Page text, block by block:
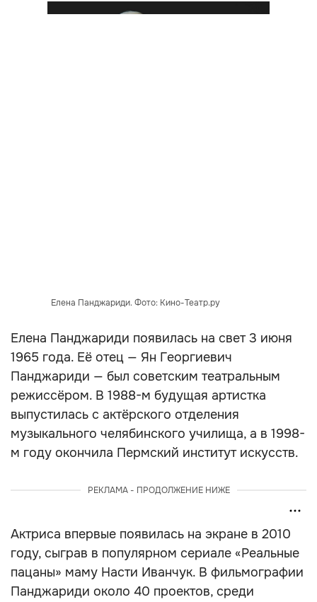
Елена Панджариди. Фото: Кино-Театр.ру
Елена Панджариди появилась на свет 3 июня
1965 года. Её отец — Ян Георгиевич
Панджариди — был советским театральным
режиссёром. В 1988-м будущая артистка
выпустилась с актёрского отделения
музыкального челябинского училища, а в 1998-
м году окончила Пермский институт искусств.
РЕКЛАМА - ПРОДОЛЖЕНИЕ НИЖЕ
Актриса впервые появилась на экране в 2010
году, сыграв в популярном сериале «Реальные
пацаны» маму Насти Иванчук. В фильмографии
Панджариди около 40 проектов, среди